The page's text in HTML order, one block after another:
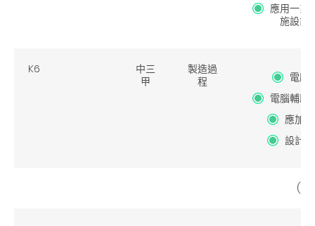
應用一系
施設計
K6 中三
甲
製造過
程
電腦
電腦輔助
應加
設計
(小